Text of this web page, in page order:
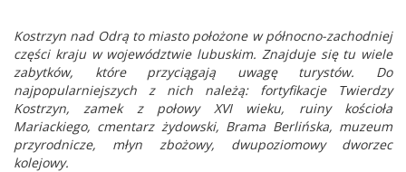
Kostrzyn nad Odrą to miasto położone w północno-zachodniej
części kraju w województwie lubuskim. Znajduje się tu wiele
zabytków, które przyciągają uwagę turystów. Do
najpopularniejszych z nich należą: fortyfikacje Twierdzy
Kostrzyn, zamek z połowy XVI wieku, ruiny kościoła
Mariackiego, cmentarz żydowski, Brama Berlińska, muzeum
przyrodnicze, młyn zbożowy, dwupoziomowy dworzec
kolejowy.